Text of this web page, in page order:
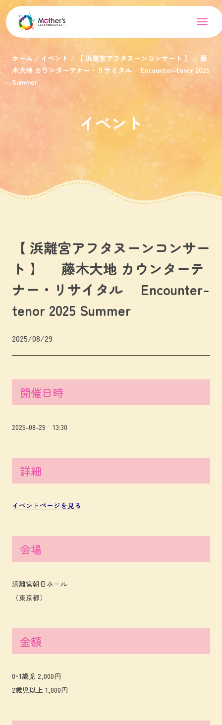
ホーム イベント
【 浜離宮アフタヌーンコンサート 】 藤
木大地 カウンターテナー・リサイタル Encounter-tenor 2025
Summer
イベント
【 浜離宮アフタヌーンコンサー
ト 】 藤木大地 カウンターテ
ナー・リサイタル Encounter-
tenor 2025 Summer
2025/08/29
開催日時
2025-08-29 13:30
詳細
イベントページを見る
会場
浜離宮朝日ホール
（東京都）
金額
0･1歳児 2,000円
2歳児以上 1,000円